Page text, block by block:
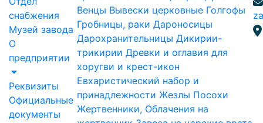
снабжения
Музей завода
О
предприятии
Реквизиты
Официальные
документы
Венцы Вывески церковные Голгофы
Гробницы, раки Дароносицы
Дарохранительницы Дикирии-
трикирии Древки и оглавия для
хоругви и крест-икон
Евхаристический набор и
принадлежности Жезлы Посохи
Жертвенники, Облачения на